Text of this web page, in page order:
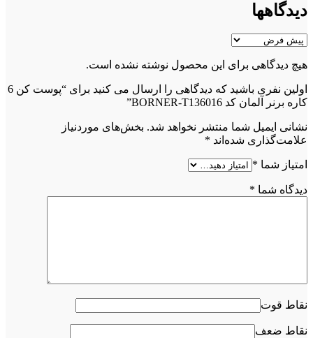
دیدگاهها
هیچ دیدگاهی برای این محصول نوشته نشده است.
اولین نفری باشید که دیدگاهی را ارسال می کنید برای “پوست کن 6
کاره برنر آلمان کد BORNER-T136016”
نشانی ایمیل شما منتشر نخواهد شد. بخش‌های موردنیاز
علامت‌گذاری شده‌اند *
امتیاز شما *
دیدگاه شما *
نقاط قوت
نقاط ضعف